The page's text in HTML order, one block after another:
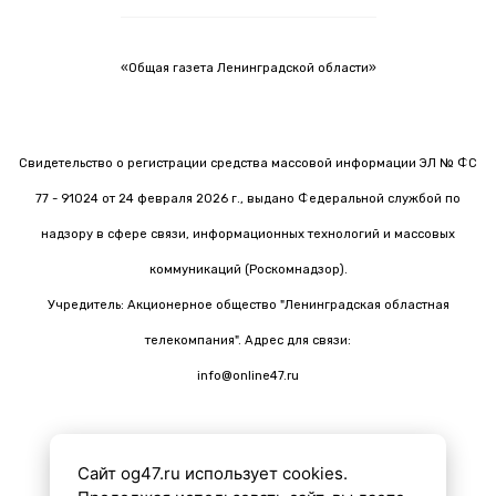
«Общая газета Ленинградской области»
Свидетельство о регистрации средства массовой информации ЭЛ № ФС
77 - 91024 от 24 февраля 2026 г., выдано Федеральной службой по
надзору в сфере связи, информационных технологий и массовых
коммуникаций (Роскомнадзор).
Учредитель: Акционерное общество "Ленинградская областная
телекомпания". Адрес для связи:
info@online47.ru
Все материалы на сайте подготовлены с помощью ИИ
Сайт og47.ru использует cookies.